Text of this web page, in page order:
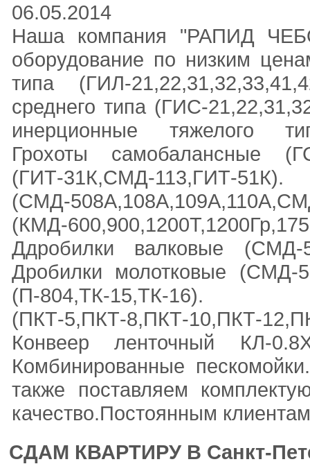
06.05.2014
Наша компания "РАПИД
оборудование по низким
типа (ГИЛ-
среднего типа (ГИС-
инерционные тяжелого
Грохоты самобалансные
(ГИТ-31К,СМД-
(СМД-
(КМД-
Ддробилки валковые
Дробилки молотковые (СМД-
(П-804,ТК-
(ПКТ-5,ПКТ-8,ПКТ-10,ПКТ-
Конвеер ленточный КЛ-
Комбинированные
также поставляем
качество.Постоянным
СДАМ КВАРТИРУ В Санкт-